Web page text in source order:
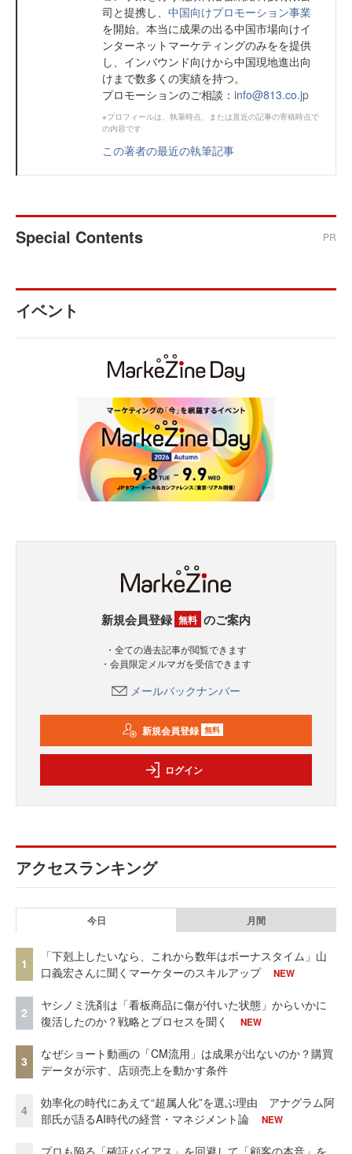
司と提携し、 中国向けプロモーション事業
を開始。本当に成果の出る中国市場向けイ
ンターネットマーケティングのみをを提供
し、インバウンド向けから中国現地進出向
けまで数多くの実績を持つ。
プロモーションのご相談： info@813.co.jp
※プロフィールは、執筆時点、または直近の記事の寄稿時点で
の内容です
この著者の最近の執筆記事
Special Contents PR
イベント
新規会員登録 無料 のご案内
・全ての過去記事が閲覧できます
・会員限定メルマガを受信できます
メールバックナンバー
新規会員登録 無料
ログイン
アクセスランキング
今日 月間
1
「下剋上したいなら、これから数年はボーナスタイム」山
口義宏さんに聞くマーケターのスキルアップ
NEW
2
ヤシノミ洗剤は「看板商品に傷が付いた状態」からいかに
復活したのか？戦略とプロセスを聞く
NEW
3
なぜショート動画の「CM流用」は成果が出ないのか？購買
データが示す、店頭売上を動かす条件
4
効率化の時代にあえて“超属人化”を選ぶ理由 アナグラム阿
部氏が語るAI時代の経営・マネジメント論
NEW
プロも陥る「確証バイアス」を回避して「顧客の本音」を